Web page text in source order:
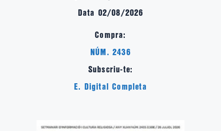
Data 02/08/2026
Compra:
NÚM. 2436
Subscriu-te:
E. Digital Completa